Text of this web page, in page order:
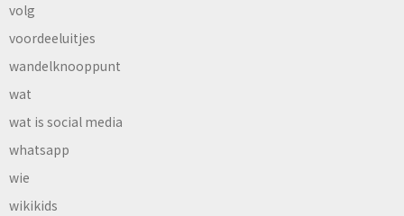
volg
voordeeluitjes
wandelknooppunt
wat
wat is social media
whatsapp
wie
wikikids